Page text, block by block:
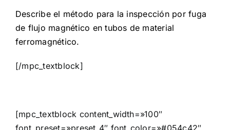
Describe el método para la inspección por fuga
de flujo magnético en tubos de material
ferromagnético.
[/mpc_textblock]
[mpc_textblock content_width=»100″